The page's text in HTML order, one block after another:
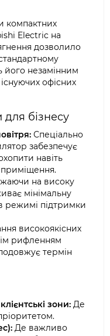
компактних
Electric на
дозволило
його незамінним
офісних
для бізнесу
Спеціально
забезпечує
навіть
приміщення.
на високу
мінімальну
в режимі підтримки
високоякісних
рифленням
термін
зони: Де
Де важливо